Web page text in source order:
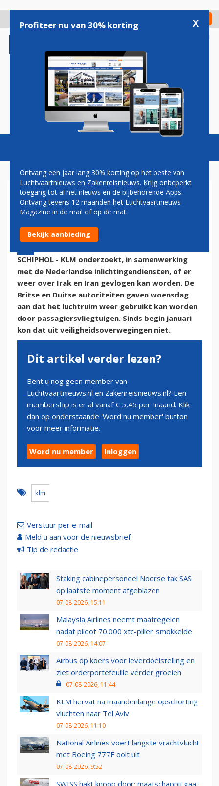
gaan
Check in
Magazine Podcasts Vacatures
KLM WIL WEER OVER IRAK EN
IRAN VLIEGEN
22 januari 2020 - 12:41 | Door:
SCHIPHOL - KLM onderzoekt, in samenwerking
met de Nederlandse inlichtingendiensten, of er
weer over Irak en Iran gevlogen kan worden. De
Britse en Duitse autoriteiten gaven woensdag
aan dat het luchtruim weer gebruikt kan worden
door passagiersvliegtuigen. Sinds begin januari
kon dat uit veiligheidsoverwegingen niet.
Dit artikel verder lezen?
Bent u nog geen member van
Luchtvaartnieuws.nl en Zakenreisnieuws.nl? Een
membership is er al vanaf € 5,45 per maand. Klik
dan op onderstaande 'Word nu member' button
voor meer informatie.
Word nu member Inloggen
klm
Verstuur per e-mail
Meld u aan voor de nieuwsbrief
Tip de redactie
Staking cabinepersoneel Noorse tak SAS
op laatste moment afgeblazen
07-08-2026, 15:11
Malaysia Airlines neemt maatregelen
nadat piloot 70.000 xtc-pillen smokkelde
07-08-2026, 14:07
Airbus op koers voor leverdoelstelling en
ziet orderportefeuille verder groeien
07-08-2026, 11:44
KLM hervat na maandenlange opschorting
vluchten naar Tel Aviv
07-08-2026, 11:10
National Airlines voert langste vrachtvlucht
met Boeing 777F ooit uit
07-08-2026, 9:52
SWISS hakt knoop door: maatschappij gaat
Profiteer nu van 30% korting x
Ontvang een jaar lang 30% korting op het beste van
Luchtvaartnieuws en Zakenreisnieuws. Krijg onbeperkt
toegang tot al het nieuws en de bijbehorende Apps.
Ontvang tevens 12 maanden het Luchtvaartnieuws
Magazine in de mail of op de mat.
Bekijk aanbieding